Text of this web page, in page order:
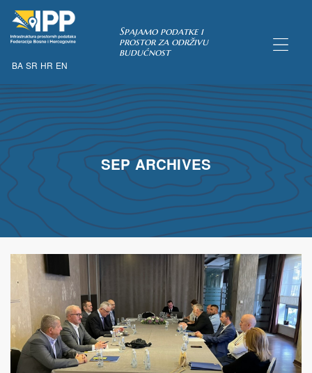
BA SR HR EN
Spajamo podatke i
prostor za održivu
budućnost
SEP ARCHIVES